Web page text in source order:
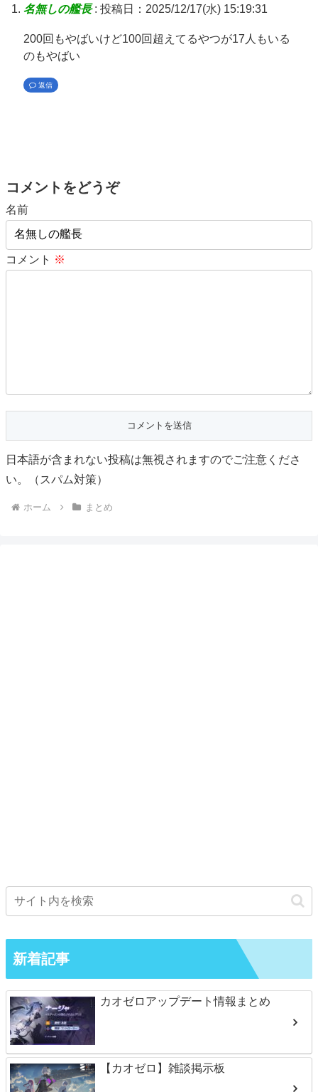
名無しの艦長: 投稿日：2025/12/17(水) 15:19:31
200回もやばいけど100回超えてるやつが17人もいる
のもやばい
返信
コメントをどうぞ
名前
コメント ※
日本語が含まれない投稿は無視されますのでご注意くださ
い。（スパム対策）
ホーム まとめ
新着記事
カオゼロアップデート情報まとめ
【カオゼロ】雑談掲示板